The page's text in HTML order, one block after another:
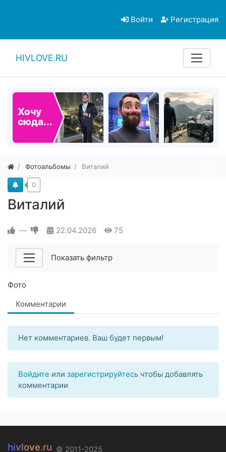
Войти Регистрация
HIVLOVE.RU
Хочу
сюда...
Фотоальбомы Виталий
Виталий
0
— 22.04.2026 75
Показать фильтр
Фото
Комментарии
Нет комментариев. Ваш будет первым!
Войдите или зарегистрируйтесь чтобы добавлять
комментарии
hivlove.ru © 2011-2025